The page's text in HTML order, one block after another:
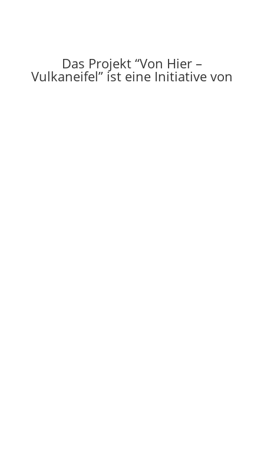
Das Projekt “Von Hier –
Vulkaneifel” ist eine Initiative von